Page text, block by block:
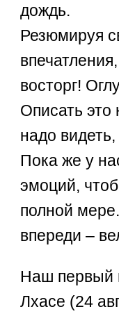
дождь.
Резюмируя
восторг!
Описать это
надо
Пока же у
эмоций,
полной
впереди –
Наш первый
Лхасе (24